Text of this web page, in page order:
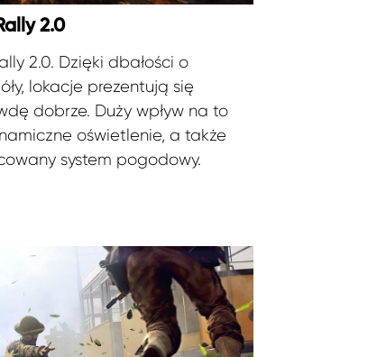
2.0
2.0. Dzięki dbałości o
lokacje prezentują się
dobrze. Duży wpływ na to
oświetlenie, a także
system pogodowy.